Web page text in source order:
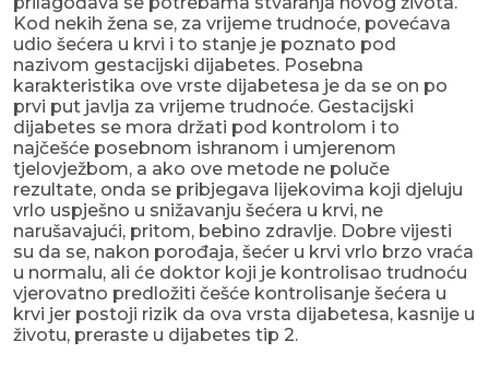
Kod nekih žena se, za vrijeme trudnoće, povećava
udio šećera u krvi i to stanje je poznato pod
nazivom gestacijski dijabetes. Posebna
karakteristika ove vrste dijabetesa je da se on po
prvi put javlja za vrijeme trudnoće. Gestacijski
dijabetes se mora držati pod kontrolom i to
najčešće posebnom ishranom i umjerenom
tjelovježbom, a ako ove metode ne poluče
rezultate, onda se pribjegava lijekovima koji djeluju
vrlo uspješno u snižavanju šećera u krvi, ne
narušavajući, pritom, bebino zdravlje. Dobre vijesti
su da se, nakon porođaja, šećer u krvi vrlo brzo vraća
u normalu, ali će doktor koji je kontrolisao trudnoću
vjerovatno predložiti češće kontrolisanje šećera u
krvi jer postoji rizik da ova vrsta dijabetesa, kasnije u
životu, preraste u dijabetes tip 2.